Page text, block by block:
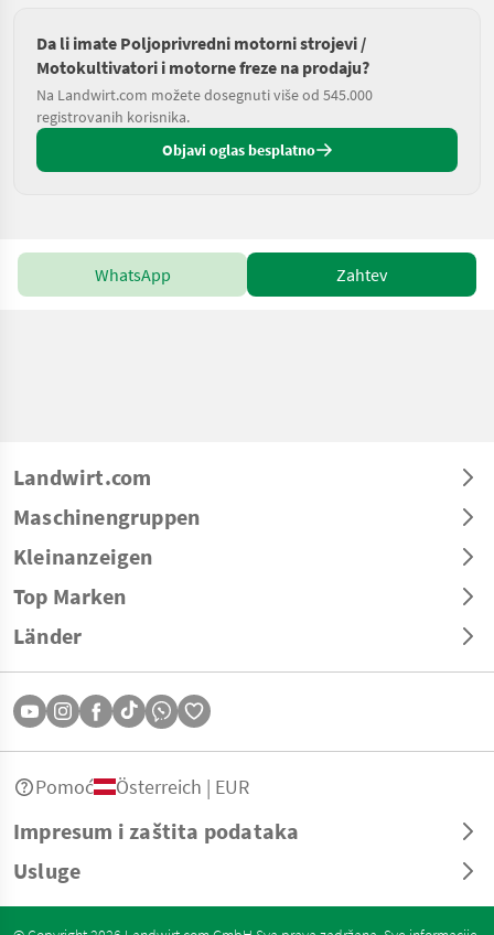
Da li imate Poljoprivredni motorni strojevi /
Motokultivatori i motorne freze na prodaju?
Na Landwirt.com možete dosegnuti više od 545.000
registrovanih korisnika.
Objavi oglas besplatno
WhatsApp Zahtev
Landwirt.com
Maschinengruppen
Kleinanzeigen
Top Marken
Länder
Impresum i zaštita podataka
Usluge
Pomoć Österreich | EUR